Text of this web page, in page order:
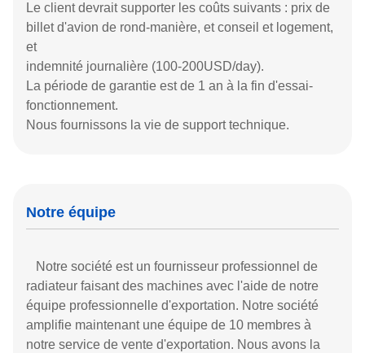
Le client devrait supporter les coûts suivants : prix de
billet d'avion de rond-manière, et conseil et logement,
et
indemnité journalière (100-200USD/day).
La période de garantie est de 1 an à la fin d'essai-
fonctionnement.
Nous fournissons la vie de support technique.
Notre équipe
Notre société est un fournisseur professionnel de
radiateur faisant des machines avec l'aide de notre
équipe professionnelle d'exportation. Notre société
amplifie maintenant une équipe de 10 membres à
notre service de vente d'exportation. Nous avons la